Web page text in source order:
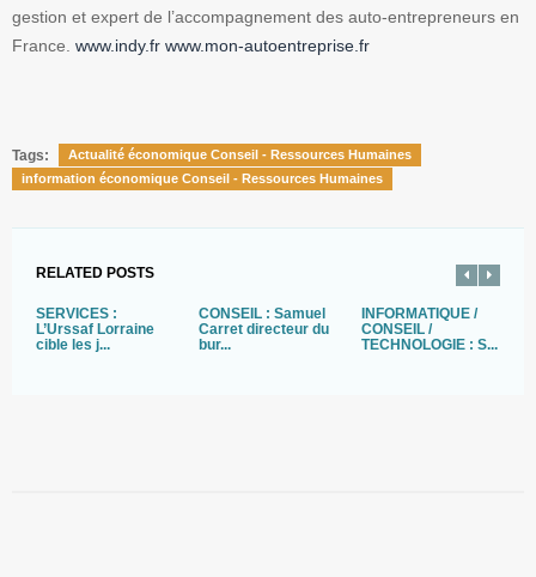
gestion et expert de l’accompagnement des auto-entrepreneurs en
France. www.indy.fr www.mon-autoentreprise.fr
Tags:
Actualité économique Conseil - Ressources Humaines
information économique Conseil - Ressources Humaines
RELATED POSTS
SERVICES :
L’Urssaf Lorraine
cible les j...
CONSEIL : Samuel
Carret directeur du
bur...
INFORMATIQUE /
CONSEIL /
TECHNOLOGIE : S...